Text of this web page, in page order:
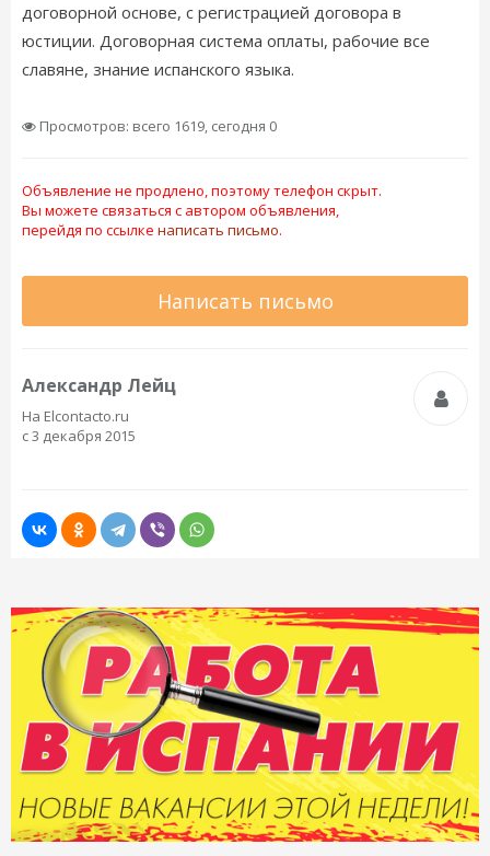
договорной основе, с регистрацией договора в
юстиции. Договорная система оплаты, рабочие все
славяне, знание испанского языка.
Просмотров: всего 1619, сегодня 0
Объявление не продлено, поэтому телефон скрыт.
Вы можете связаться с автором объявления,
перейдя по ссылке написать письмо.
Написать письмо
Александр Лейц
На Elcontacto.ru
с 3 декабря 2015